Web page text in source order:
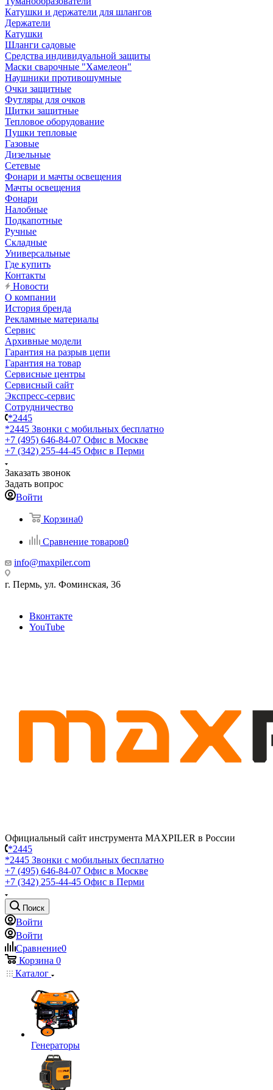
Катушки и держатели для шлангов
Держатели
Катушки
Шланги садовые
Средства индивидуальной защиты
Маски сварочные "Хамелеон"
Наушники противошумные
Очки защитные
Футляры для очков
Щитки защитные
Тепловое оборудование
Пушки тепловые
Газовые
Дизельные
Сетевые
Фонари и мачты освещения
Мачты освещения
Фонари
Налобные
Подкапотные
Ручные
Складные
Универсальные
Где купить
Контакты
Новости
О компании
История бренда
Рекламные материалы
Сервис
Архивные модели
Гарантия на разрыв цепи
Гарантия на товар
Сервисные центры
Сервисный сайт
Экспресс-сервис
Сотрудничество
*2445
*2445 Звонки с мобильных бесплатно
+7 (495) 646-84-07 Офис в Москве
+7 (342) 255-44-45 Офис в Перми
Заказать звонок
Задать вопрос
Войти
Корзина0
Сравнение товаров0
info@maxpiler.com
г. Пермь, ул. Фоминская, 36
Вконтакте
YouTube
Официальный сайт инструмента MAXPILER в России
*2445
*2445 Звонки с мобильных бесплатно
+7 (495) 646-84-07 Офис в Москве
+7 (342) 255-44-45 Офис в Перми
Поиск
Войти
Войти
Сравнение0
Корзина 0
Каталог
Генераторы